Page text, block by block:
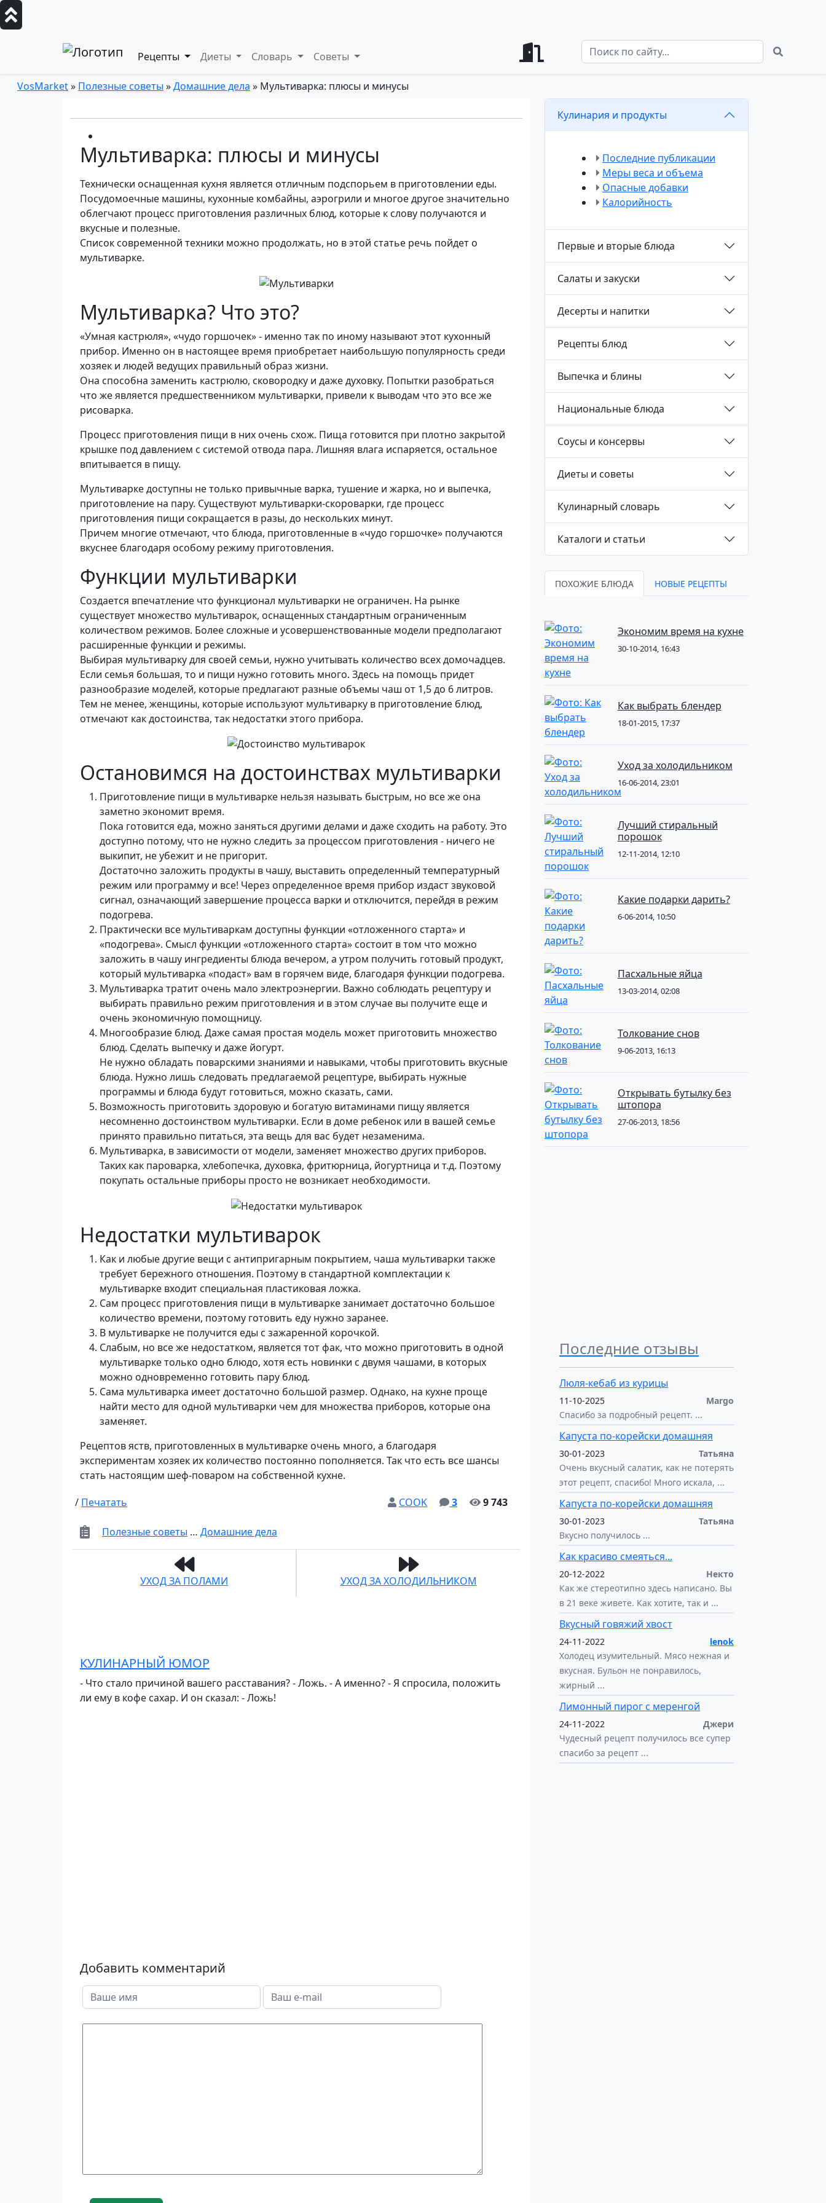
Рецепты Диеты Словарь Советы
VosMarket» Полезные советы »Домашние дела » Мультиварка: плюсы и минусы
Мультиварка: плюсы и минусы
Технически оснащенная кухня является отличным подспорьем в приготовлении еды.
Посудомоечные машины, кухонные комбайны, аэрогрили и многое другое значительно
облегчают процесс приготовления различных блюд, которые к слову получаются и
вкусные и полезные.
Список современной техники можно продолжать, но в этой статье речь пойдет о
мультиварке.
Мультиварка? Что это?
«Умная кастрюля», «чудо горшочек» - именно так по иному называют этот кухонный
прибор. Именно он в настоящее время приобретает наибольшую популярность среди
хозяек и людей ведущих правильный образ жизни.
Она способна заменить кастрюлю, сковородку и даже духовку. Попытки разобраться
что же является предшественником мультиварки, привели к выводам что это все же
рисоварка.
Процесс приготовления пищи в них очень схож. Пища готовится при плотно закрытой
крышке под давлением с системой отвода пара. Лишняя влага испаряется, остальное
впитывается в пищу.
Мультиварке доступны не только привычные варка, тушение и жарка, но и выпечка,
приготовление на пару. Существуют мультиварки-скороварки, где процесс
приготовления пищи сокращается в разы, до нескольких минут.
Причем многие отмечают, что блюда, приготовленные в «чудо горшочке» получаются
вкуснее благодаря особому режиму приготовления.
Функции мультиварки
Создается впечатление что функционал мультиварки не ограничен. На рынке
существует множество мультиварок, оснащенных стандартным ограниченным
количеством режимов. Более сложные и усовершенствованные модели предполагают
расширенные функции и режимы.
Выбирая мультиварку для своей семьи, нужно учитывать количество всех домочадцев.
Если семья большая, то и пищи нужно готовить много. Здесь на помощь придет
разнообразие моделей, которые предлагают разные объемы чаш от 1,5 до 6 литров.
Тем не менее, женщины, которые используют мультиварку в приготовление блюд,
отмечают как достоинства, так недостатки этого прибора.
Остановимся на достоинствах мультиварки
Приготовление пищи в мультиварке нельзя называть быстрым, но все же она
заметно экономит время.
Пока готовится еда, можно заняться другими делами и даже сходить на работу. Это
доступно потому, что не нужно следить за процессом приготовления - ничего не
выкипит, не убежит и не пригорит.
Достаточно заложить продукты в чашу, выставить определенный температурный
режим или программу и все! Через определенное время прибор издаст звуковой
сигнал, означающий завершение процесса варки и отключится, перейдя в режим
подогрева.
Практически все мультиваркам доступны функции «отложенного старта» и
«подогрева». Смысл функции «отложенного старта» состоит в том что можно
заложить в чашу ингредиенты блюда вечером, а утром получить готовый продукт,
который мультиварка «подаст» вам в горячем виде, благодаря функции подогрева.
Мультиварка тратит очень мало электроэнергии. Важно соблюдать рецептуру и
выбирать правильно режим приготовления и в этом случае вы получите еще и
очень экономичную помощницу.
Многообразие блюд. Даже самая простая модель может приготовить множество
блюд. Сделать выпечку и даже йогурт.
Не нужно обладать поварскими знаниями и навыками, чтобы приготовить вкусные
блюда. Нужно лишь следовать предлагаемой рецептуре, выбирать нужные
программы и блюда будут готовиться, можно сказать, сами.
Возможность приготовить здоровую и богатую витаминами пищу является
несомненно достоинством мультиварки. Если в доме ребенок или в вашей семье
принято правильно питаться, эта вещь для вас будет незаменима.
Мультиварка, в зависимости от модели, заменяет множество других приборов.
Таких как пароварка, хлебопечка, духовка, фритюрница, йогуртница и т.д. Поэтому
покупать остальные приборы просто не возникает необходимости.
Недостатки мультиварок
Как и любые другие вещи с антипригарным покрытием, чаша мультиварки также
требует бережного отношения. Поэтому в стандартной комплектации к
мультиварке входит специальная пластиковая ложка.
Сам процесс приготовления пищи в мультиварке занимает достаточно большое
количество времени, поэтому готовить еду нужно заранее.
В мультиварке не получится еды с зажаренной корочкой.
Слабым, но все же недостатком, является тот фак, что можно приготовить в одной
мультиварке только одно блюдо, хотя есть новинки с двумя чашами, в которых
можно одновременно готовить пару блюд.
Сама мультиварка имеет достаточно большой размер. Однако, на кухне проще
найти место для одной мультиварки чем для множества приборов, которые она
заменяет.
Рецептов яств, приготовленных в мультиварке очень много, а благодаря
экспериментам хозяек их количество постоянно пополняется. Так что есть все шансы
стать настоящим шеф-поваром на собственной кухне.
COOK
3 9 743
/ Печатать
Полезные советы … Домашние дела
УХОД ЗА ПОЛАМИ УХОД ЗА ХОЛОДИЛЬНИКОМ
КУЛИНАРНЫЙ ЮМОР
- Что стало причиной вашего расставания? - Ложь. - А именно? - Я спросила, положить
ли ему в кофе сахар. И он сказал: - Ложь!
Добавить комментарий
Кулинария и продукты
Последние публикации
Меры веса и объема
Опасные добавки
Калорийность
Первые и вторые блюда
Салаты и закуски
Десерты и напитки
Рецепты блюд
Выпечка и блины
Национальные блюда
Соусы и консервы
Диеты и советы
Кулинарный словарь
Каталоги и статьи
ПОХОЖИЕ БЛЮДА НОВЫЕ РЕЦЕПТЫ
Экономим время на кухне
30-10-2014, 16:43
Как выбрать блендер
18-01-2015, 17:37
Уход за холодильником
16-06-2014, 23:01
Лучший стиральный
порошок
12-11-2014, 12:10
Какие подарки дарить?
6-06-2014, 10:50
Пасхальные яйца
13-03-2014, 02:08
Толкование снов
9-06-2013, 16:13
Открывать бутылку без
штопора
27-06-2013, 18:56
Последние отзывы
Люля-кебаб из курицы
11-10-2025
Margo
Спасибо за подробный рецепт. ...
Капуста по-корейски домашняя
30-01-2023
Татьяна
Очень вкусный салатик, как не потерять
этот рецепт, спасибо! Много искала, ...
Капуста по-корейски домашняя
30-01-2023
Татьяна
Вкусно получилось ...
Как красиво смеяться...
20-12-2022
Некто
Как же стереотипно здесь написано. Вы
в 21 веке живете. Как хотите, так и ...
Вкусный говяжий хвост
24-11-2022
lenok
Холодец изумительный. Мясо нежная и
вкусная. Бульон не понравилось,
жирный ...
Лимонный пирог с меренгой
24-11-2022
Джери
Чудесный рецепт получилось все супер
спасибо за рецепт ...